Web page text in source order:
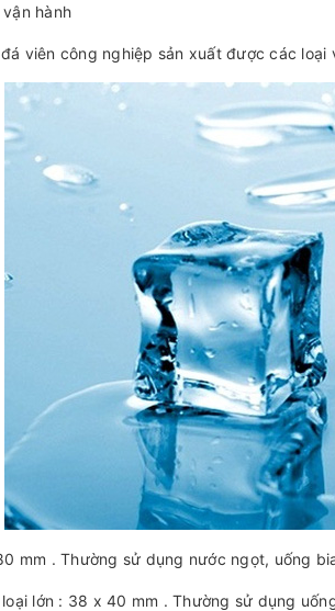
hành
viên công nghiệp sản xuất được các
mm . Thường sử dụng nước ngọt, uống
lớn : 38 x 40 mm . Thường sử dụng